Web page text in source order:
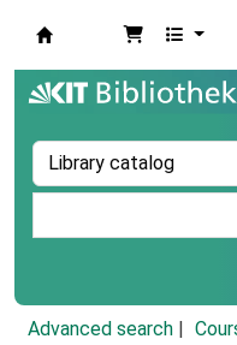
Advanced search